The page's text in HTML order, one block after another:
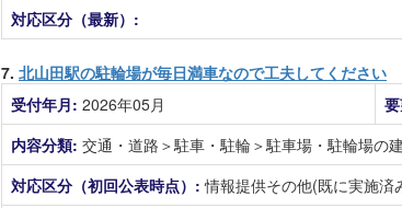
対応区分（最新）:
7. 北山田駅の駐輪場が毎日満車なので工夫してください
受付年月: 2026年05月
内容分類: 交通・道路＞駐車・駐輪＞駐車場・駐輪場の
対応区分（初回公表時点）:情報提供その他(既に実施済